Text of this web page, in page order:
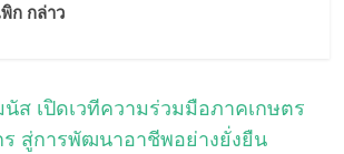
พิก กล่าว
นัส เปิดเวทีความร่วมมือภาคเกษตร
สู่การพัฒนาอาชีพอย่างยั่งยืน